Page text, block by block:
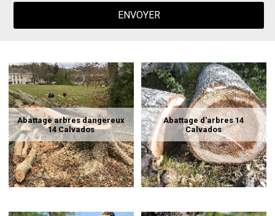
Abattage arbres dangereux
14 Calvados
Abattage d'arbres 14
Calvados